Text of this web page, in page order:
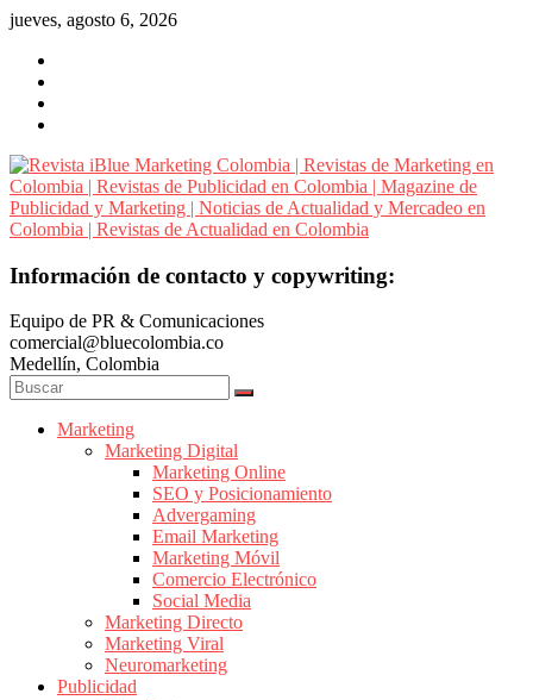
Saltar
contenido
jueves, agosto 6, 2026
Revista
Marketing
Colombia
|
Revistas
Marketing
Publicidad
Colombia
Información de contacto y copywriting:
Equipo de PR & Comunicaciones
comercial@bluecolombia.co
Medellín, Colombia
Marketing
Marketing Digital
Marketing Online
SEO y Posicionamiento
Advergaming
Email Marketing
Marketing Móvil
Comercio Electrónico
Social Media
Marketing Directo
Marketing Viral
Neuromarketing
Publicidad